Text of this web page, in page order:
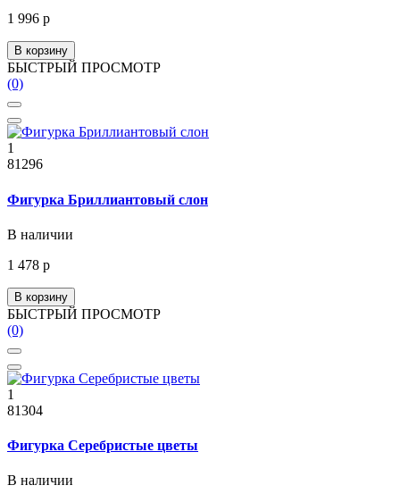
1 996 р
В корзину
БЫСТРЫЙ ПРОСМОТР
(0)
1
81296
Фигурка Бриллиантовый слон
В наличии
1 478 р
В корзину
БЫСТРЫЙ ПРОСМОТР
(0)
1
81304
Фигурка Серебристые цветы
В наличии